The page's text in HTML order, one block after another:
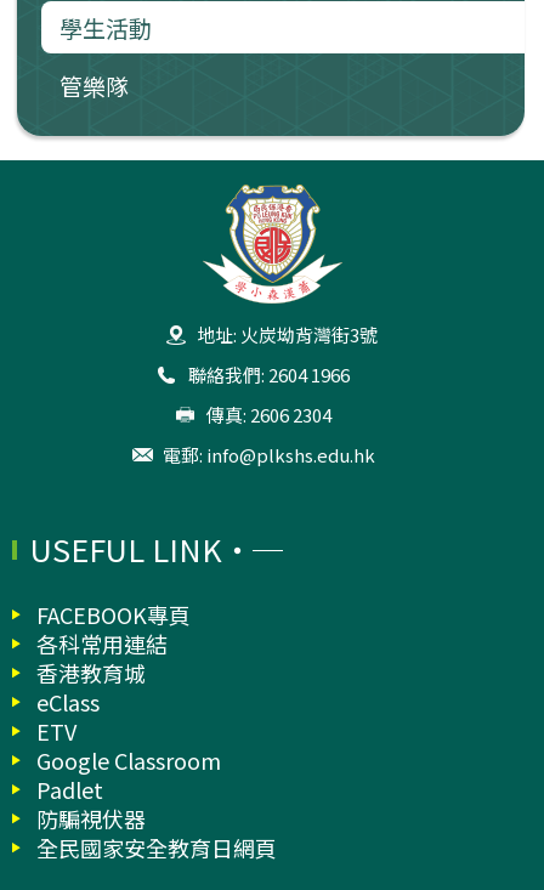
學生活動
管樂隊
地址: 火炭坳背灣街3號
聯絡我們: 2604 1966
傳真: 2606 2304
電郵: info@plkshs.edu.hk
USEFUL LINK
FACEBOOK專頁
各科常用連結
香港教育城
eClass
ETV
Google Classroom
Padlet
防騙視伏器
全民國家安全教育日網頁